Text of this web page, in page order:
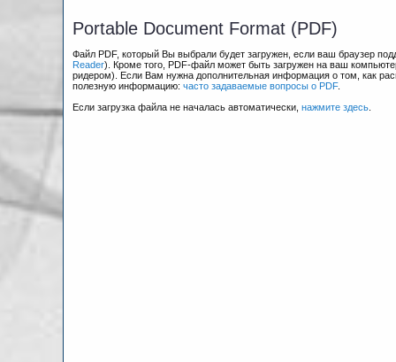
Portable Document Format (PDF)
Файл PDF, который Вы выбрали будет загружен, если ваш браузер
Reader). Кроме того, PDF-файл может быть загружен на ваш
ридером). Если Вам нужна дополнительная информация о том, как
полезную информацию:часто задаваемые вопросы о PDF.
Если загрузка файла не началась автоматически,нажмите здесь